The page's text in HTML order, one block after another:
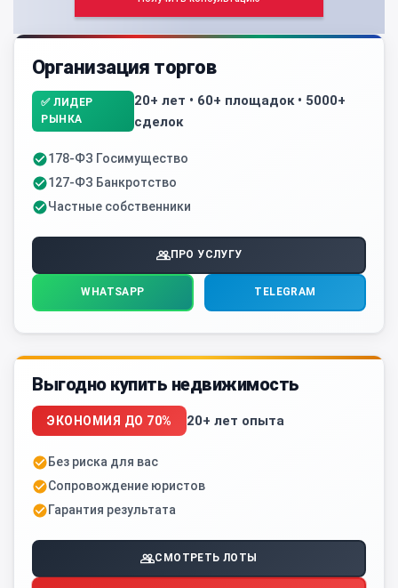
Организация торгов
✅ ЛИДЕР
РЫНКА
20+ лет • 60+ площадок • 5000+
сделок
178-ФЗ Госимущество
127-ФЗ Банкротство
Частные собственники
ПРО УСЛУГУ
WHATSAPP TELEGRAM
Выгодно купить недвижимость
ЭКОНОМИЯ ДО 70% 20+ лет опыта
Без риска для вас
Сопровождение юристов
Гарантия результата
СМОТРЕТЬ ЛОТЫ